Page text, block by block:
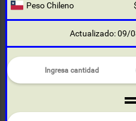
Peso Chileno
Actualizado: 09/